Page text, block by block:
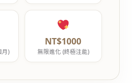
月)
NT$1000
無限進化 (終極注能)